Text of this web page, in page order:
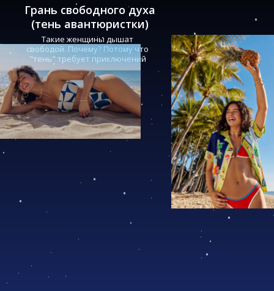
Такие женщины дышат
свободой. Почему? Потому что
"тень" требует приключений
Грань свободного духа
(тень авантюристки)